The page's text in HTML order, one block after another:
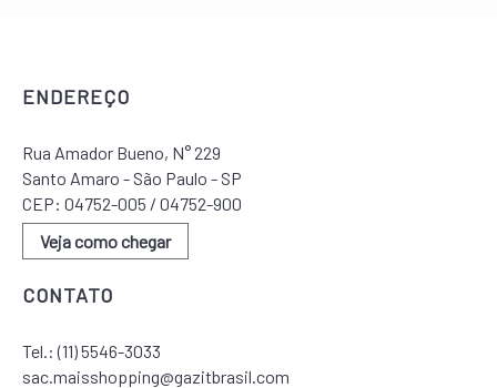
ENDEREÇO
Rua Amador Bueno, N° 229
Santo Amaro - São Paulo - SP
CEP: 04752-005 / 04752-900
Veja como chegar
CONTATO
Tel.:(11) 5546-3033
sac.maisshopping@gazitbrasil.com